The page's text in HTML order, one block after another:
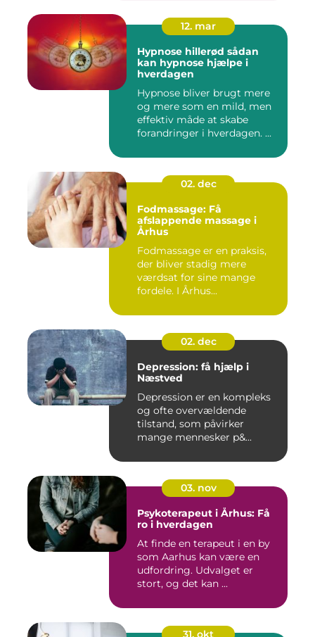
12. mar
Hypnose hillerød sådan
kan hypnose hjælpe i
hverdagen
Hypnose bliver brugt mere
og mere som en mild, men
effektiv måde at skabe
forandringer i hverdagen. ...
02. dec
Fodmassage: Få
afslappende massage i
Århus
Fodmassage er en praksis,
der bliver stadig mere
værdsat for sine mange
fordele. I Århus...
02. dec
Depression: få hjælp i
Næstved
Depression er en kompleks
og ofte overvældende
tilstand, som påvirker
mange mennesker p&...
03. nov
Psykoterapeut i Århus: Få
ro i hverdagen
At finde en terapeut i en by
som Aarhus kan være en
udfordring. Udvalget er
stort, og det kan ...
31. okt